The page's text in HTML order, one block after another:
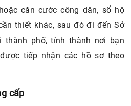
căn cước công dân, sổ hộ
thiết khác, sau đó đi đến Sở
phố, tỉnh thành nơi bạn
tiếp nhận các hồ sơ theo
cấp